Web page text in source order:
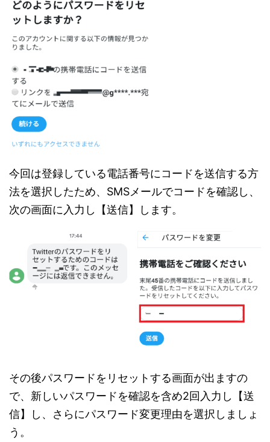
今回は登録している電話番号にコードを送信する方
法を選択したため、SMSメールでコードを確認し、
次の画面に入力し【送信】します。
その後パスワードをリセットする画面が出ますの
で、新しいパスワードを確認を含め2回入力し【送
信】し、さらにパスワード変更理由を選択しましょ
う。